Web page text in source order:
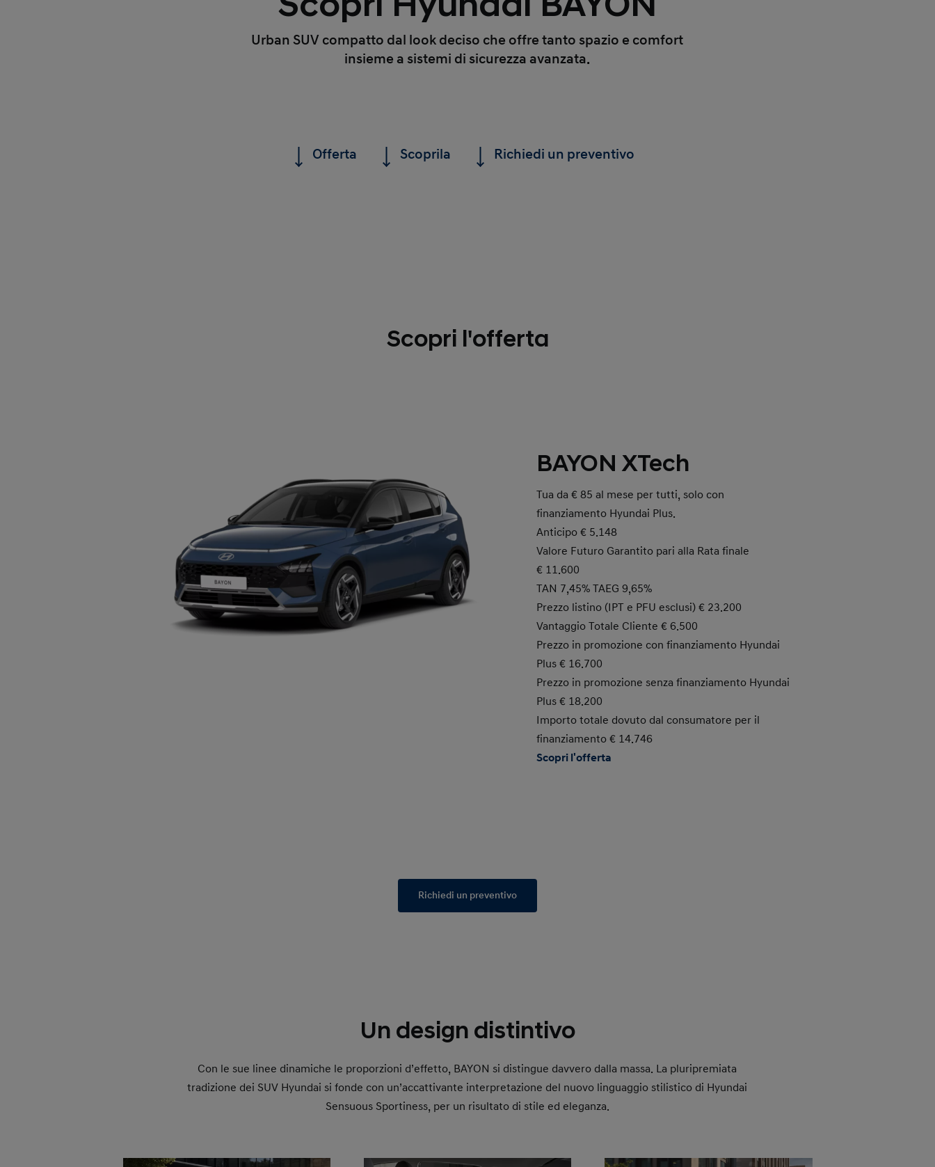
Urban SUV compatto dal look deciso che offre tanto spazio e comfort
insieme a sistemi di sicurezza avanzata.
Offerta Scoprila Richiedi un preventivo
Scopri l'offerta
BAYON XTech
Tua da € 85 al mese per tutti, solo con
finanziamento Hyundai Plus.
Anticipo € 5.148
Valore Futuro Garantito pari alla Rata finale
€ 11.600
TAN 7,45% TAEG 9,65%
Prezzo listino (IPT e PFU esclusi) € 23.200
Vantaggio Totale Cliente € 6.500
Prezzo in promozione con finanziamento Hyundai
Plus € 16.700
Prezzo in promozione senza finanziamento Hyundai
Plus € 18.200
Importo totale dovuto dal consumatore per il
finanziamento € 14.746
Scopri l'offerta
Richiedi un preventivo
Un design distintivo
Con le sue linee dinamiche le proporzioni d’effetto, BAYON si distingue davvero dalla massa. La pluripremiata
tradizione dei SUV Hyundai si fonde con un’accattivante interpretazione del nuovo linguaggio stilistico di Hyundai
Sensuous Sportiness, per un risultato di stile ed eleganza.